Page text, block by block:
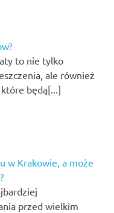
to nie tylko
ale również
będą[...]
w Krakowie, a może
przed wielkim